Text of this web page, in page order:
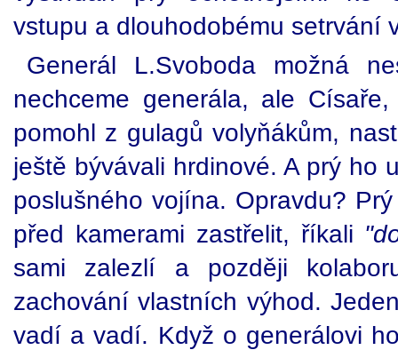
vstupu a dlouhodobému setrvání
Generál L.Svoboda možná
nechceme generála, ale
pomohl z gulagů volyňákům,
ještě bývávali hrdinové. A prý ho
poslušného vojína. Opravdu?
před kamerami zastřelit, říkali
sami zalezlí a později
zachování vlastních výhod.
vadí a vadí. Když o generálovi